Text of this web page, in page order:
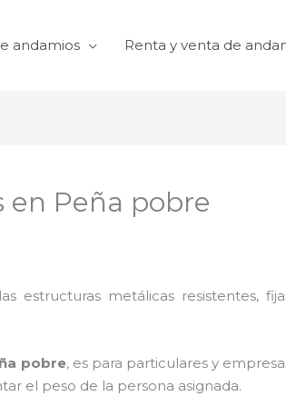
andamios Renta y venta de
en Peña pobre
estructuras metálicas resistentes,
pobre, es para particulares y
el peso de la persona asignada.